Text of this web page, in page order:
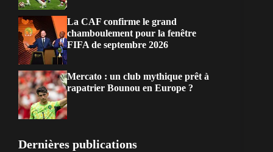
La CAF confirme le grand
chamboulement pour la fenêtre
FIFA de septembre 2026
Mercato : un club mythique prêt à
rapatrier Bounou en Europe ?
Dernières publications